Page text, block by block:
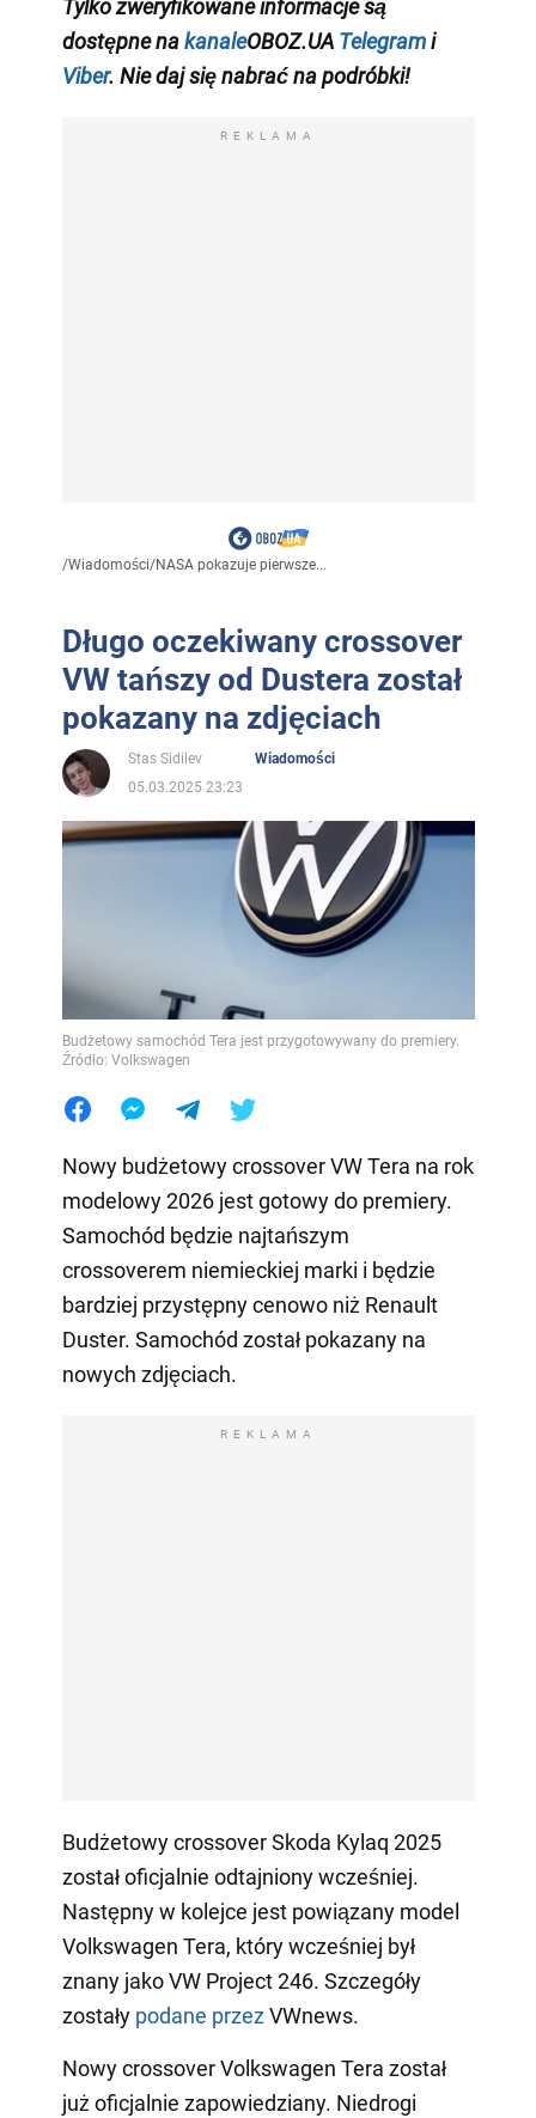
Tylko zweryfikowane informacje są
dostępne nakanaleOBOZ.UA Telegrami
Viber. Nie daj się nabrać na podróbki!
REKLAMA
/Wiadomości/NASA pokazuje pierwsze...
Długo oczekiwany crossover
VW tańszy od Dustera został
pokazany na zdjęciach
Stas Sidilev
Wiadomości
05.03.2025 23:23
Budżetowy samochód Tera jest przygotowywany do premiery.
Źródło: Volkswagen
Nowy budżetowy crossover VW Tera na rok
modelowy 2026 jest gotowy do premiery.
Samochód będzie najtańszym
crossoverem niemieckiej marki i będzie
bardziej przystępny cenowo niż Renault
Duster. Samochód został pokazany na
nowych zdjęciach.
REKLAMA
Budżetowy crossover Skoda Kylaq 2025
został oficjalnie odtajniony wcześniej.
Następny w kolejce jest powiązany model
Volkswagen Tera, który wcześniej był
znany jako VW Project 246. Szczegóły
zostały podane przezVWnews.
Nowy crossover Volkswagen Tera został
już oficjalnie zapowiedziany. Niedrogi